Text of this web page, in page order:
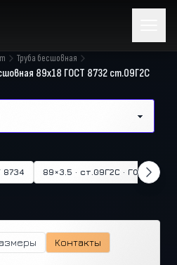
Труба бесшовная
89х18 ГОСТ 8732 ст.09Г2С
8734 89×3.5 · ст.09Г2С · ГОСТ 8732
Контакты